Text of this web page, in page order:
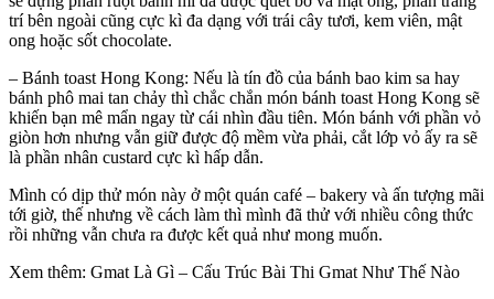
trí bên ngoài cũng cực kì đa dạng với trái cây tươi, kem viên, mật
ong hoặc sốt chocolate.
– Bánh toast Hong Kong: Nếu là tín đồ của bánh bao kim sa hay
bánh phô mai tan chảy thì chắc chắn món bánh toast Hong Kong sẽ
khiến bạn mê mẩn ngay từ cái nhìn đầu tiên. Món bánh với phần vỏ
giòn hơn nhưng vẫn giữ được độ mềm vừa phải, cắt lớp vỏ ấy ra sẽ
là phần nhân custard cực kì hấp dẫn.
Mình có dịp thử món này ở một quán café – bakery và ấn tượng mãi
tới giờ, thế nhưng về cách làm thì mình đã thử với nhiều công thức
rồi những vẫn chưa ra được kết quả như mong muốn.
Xem thêm: Gmat Là Gì – Cấu Trúc Bài Thi Gmat Như Thế Nào